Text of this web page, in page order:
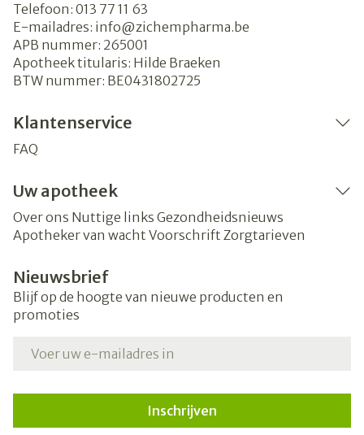
Telefoon: 013 77 11 63
E-mailadres: info@zichempharma.be
APB nummer: 265001
Apotheek titularis: Hilde Braeken
BTW nummer: BE0431802725
Klantenservice
FAQ
Uw apotheek
Over ons Nuttige links Gezondheidsnieuws
Apotheker van wacht Voorschrift Zorgtarieven
Nieuwsbrief
Blijf op de hoogte van nieuwe producten en
promoties
Inschrijven